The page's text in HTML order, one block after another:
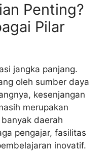
Penting?
Pilar
jangka panjang.
oleh sumber daya
kesenjangan
merupakan
daerah
pengajar, fasilitas
inovatif.